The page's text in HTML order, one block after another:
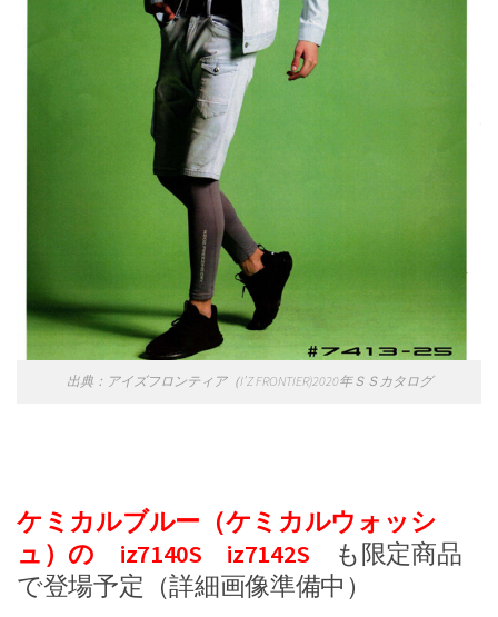
出典：アイズフロンティア（I’Z FRONTIER)2020年ＳＳカタログ
ケミカルブルー（ケミカルウォッシ
ュ）の iz7140S iz7142S
も限定商品
で登場予定（詳細画像準備中）